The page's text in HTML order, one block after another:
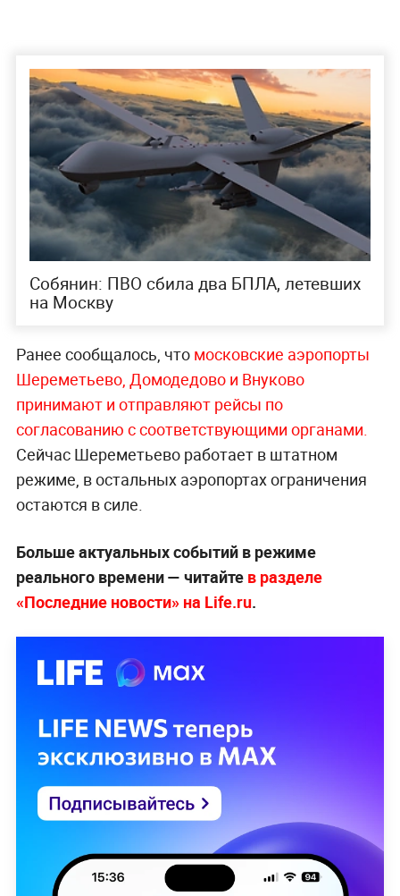
Собянин: ПВО сбила два БПЛА, летевших
на Москву
Ранее сообщалось, что московские аэропорты
Шереметьево, Домодедово и Внуково
принимают и отправляют рейсы по
согласованию с соответствующими органами.
Сейчас Шереметьево работает в штатном
режиме, в остальных аэропортах ограничения
остаются в силе.
Больше актуальных событий в режиме
реального времени — читайте в разделе
«Последние новости» на Life.ru.